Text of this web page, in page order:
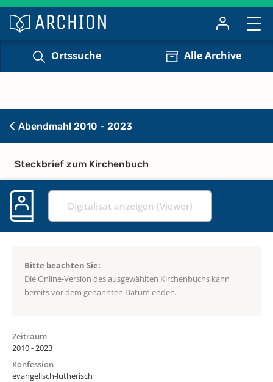
Ortssuche Alle Archive
Abendmahl 2010 - 2023
Steckbrief zum Kirchenbuch
Digitalisat anzeigen (Viewer)
Bitte beachten Sie:
Die Online-Version des ausgewählten Kirchenbuchs kann
bereits vor dem genannten Datum enden.
Zeitraum
2010 - 2023
Konfession
evangelisch-lutherisch